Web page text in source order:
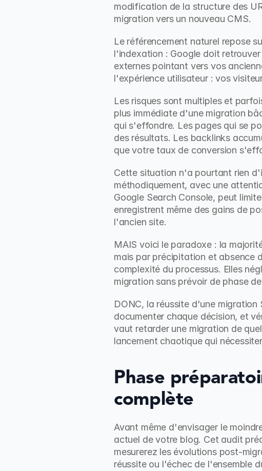
modification de la structure des
migration vers un nouveau CMS.
Le référencement naturel repose
l'indexation : Google doit
externes pointant vers vos
l'expérience utilisateur : vos
Les risques sont multiples et
plus immédiate d'une migration
qui s'effondre. Les pages qui se
des résultats. Les backlinks
que votre taux de conversion
Cette situation n'a pourtant rien
méthodiquement, avec une
Google Search Console, peut
enregistrent même des gains de
l'ancien site.
MAIS voici le paradoxe : la
mais par précipitation et absence
complexité du processus. Elles
migration sans prévoir de phase
DONC, la réussite d'une
documenter chaque décision, et
vaut retarder une migration de
lancement chaotique qui
Phase
complète
Avant même d'envisager le
actuel de votre blog. Cet audit
mesurerez les évolutions post-
réussite ou l'échec de l'ensemble